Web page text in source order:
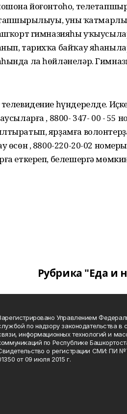
йоғонтоһо,
тапшырылыуы, уның
гимназияһы
тарихҡа байҡау
ла һөйләнеләр.
һүндерелде.
, 8800- 347- 00 - 55
ярҙамға
өсөн , 8800-220-20-02
еткереп, белешергә
Рубрика "Еда и
Управлением
по надзору законодательства в
информационных технологий и
по Республике
о регистрации СМИ: ПИ
от 09 июля 2015 г.